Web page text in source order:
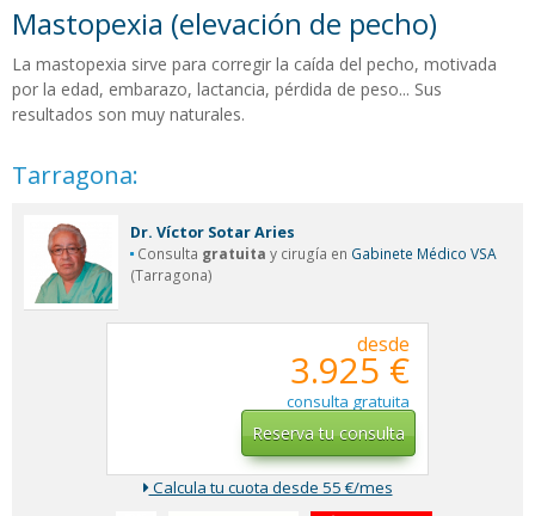
Mastopexia (elevación de pecho)
La mastopexia sirve para corregir la caída del pecho, motivada
por la edad, embarazo, lactancia, pérdida de peso... Sus
resultados son muy naturales.
Tarragona:
Dr. Víctor Sotar Aries
Consulta gratuita y cirugía en Gabinete Médico VSA
(Tarragona)
desde
3.925 €
consulta gratuita
Reserva tu consulta
Calcula tu cuota desde 55 €/mes